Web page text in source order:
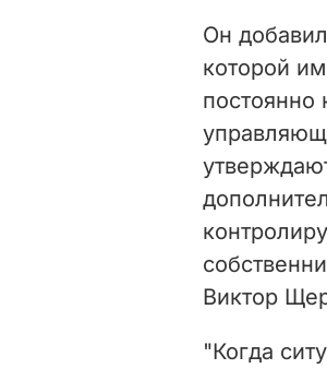
Он
которой
постоянно
Виктор
"Когда